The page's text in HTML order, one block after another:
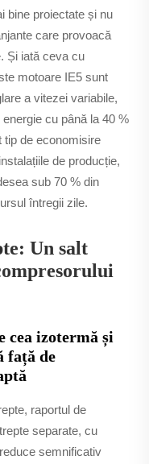
bine proiectate și nu
care provoacă
Și iată ceva cu
motoare IE5 sunt
a vitezei variabile,
cu până la 40 %
tip de economisire
de producție,
sub 70 % din
întregii zile.
Un salt
cea izotermă și
față de
raportul de
separate, cu
semnificativ